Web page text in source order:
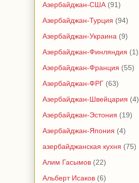
Азербайджан-США (91)
Азербайджан-Турция (94)
Азербайджан-Украина (9)
Азербайджан-Финляндия (1)
Азербайджан-Франция (55)
Азербайджан-ФРГ (63)
Азербайджан-Швейцария (4)
Азербайджан-Эстония (19)
Азербайджан-Япония (4)
азербайджанская кухня (75)
Алим Гасымов (22)
Альберт Исаков (6)